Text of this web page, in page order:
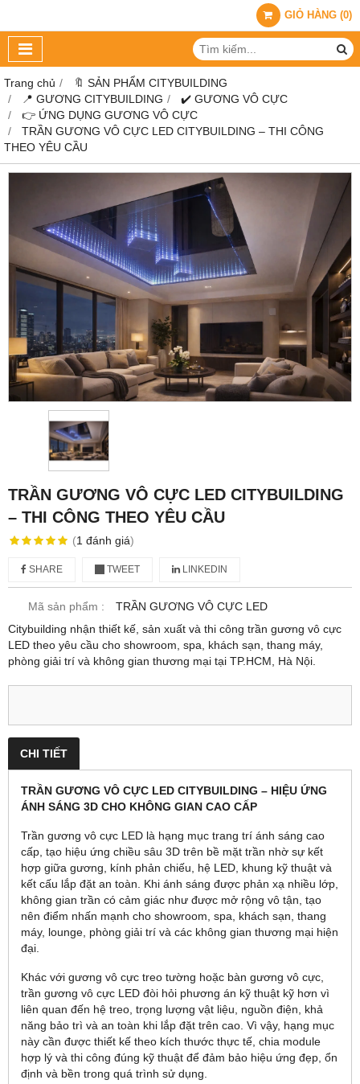
GIỎ HÀNG (0)
Trang chủ
🔖 SẢN PHẨM CITYBUILDING
📍 GƯƠNG CITYBUILDING
✔️ GƯƠNG VÔ CỰC
👉 ỨNG DỤNG GƯƠNG VÔ CỰC
TRẦN GƯƠNG VÔ CỰC LED CITYBUILDING – THI CÔNG
THEO YÊU CẦU
TRẦN GƯƠNG VÔ CỰC LED CITYBUILDING
– THI CÔNG THEO YÊU CẦU
(1 đánh giá)
SHARE TWEET LINKEDIN
Mã sản phẩm :
TRẦN GƯƠNG VÔ CỰC LED
Citybuilding nhận thiết kế, sản xuất và thi công trần gương vô cực
LED theo yêu cầu cho showroom, spa, khách sạn, thang máy,
phòng giải trí và không gian thương mại tại TP.HCM, Hà Nội.
CHI TIẾT
TRẦN GƯƠNG VÔ CỰC LED CITYBUILDING – HIỆU ỨNG
ÁNH SÁNG 3D CHO KHÔNG GIAN CAO CẤP
Trần gương vô cực LED là hạng mục trang trí ánh sáng cao
cấp, tạo hiệu ứng chiều sâu 3D trên bề mặt trần nhờ sự kết
hợp giữa gương, kính phản chiếu, hệ LED, khung kỹ thuật và
kết cấu lắp đặt an toàn. Khi ánh sáng được phản xạ nhiều lớp,
không gian trần có cảm giác như được mở rộng vô tận, tạo
nên điểm nhấn mạnh cho showroom, spa, khách sạn, thang
máy, lounge, phòng giải trí và các không gian thương mại hiện
đại.
Khác với gương vô cực treo tường hoặc bàn gương vô cực,
trần gương vô cực LED đòi hỏi phương án kỹ thuật kỹ hơn vì
liên quan đến hệ treo, trọng lượng vật liệu, nguồn điện, khả
năng bảo trì và an toàn khi lắp đặt trên cao. Vì vậy, hạng mục
này cần được thiết kế theo kích thước thực tế, chia module
hợp lý và thi công đúng kỹ thuật để đảm bảo hiệu ứng đẹp, ổn
định và bền trong quá trình sử dụng.